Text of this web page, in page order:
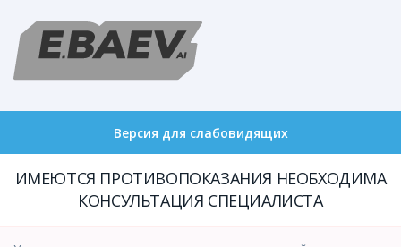
Версия для слабовидящих
ИМЕЮТСЯ ПРОТИВОПОКАЗАНИЯ НЕОБХОДИМА
КОНСУЛЬТАЦИЯ СПЕЦИАЛИСТА